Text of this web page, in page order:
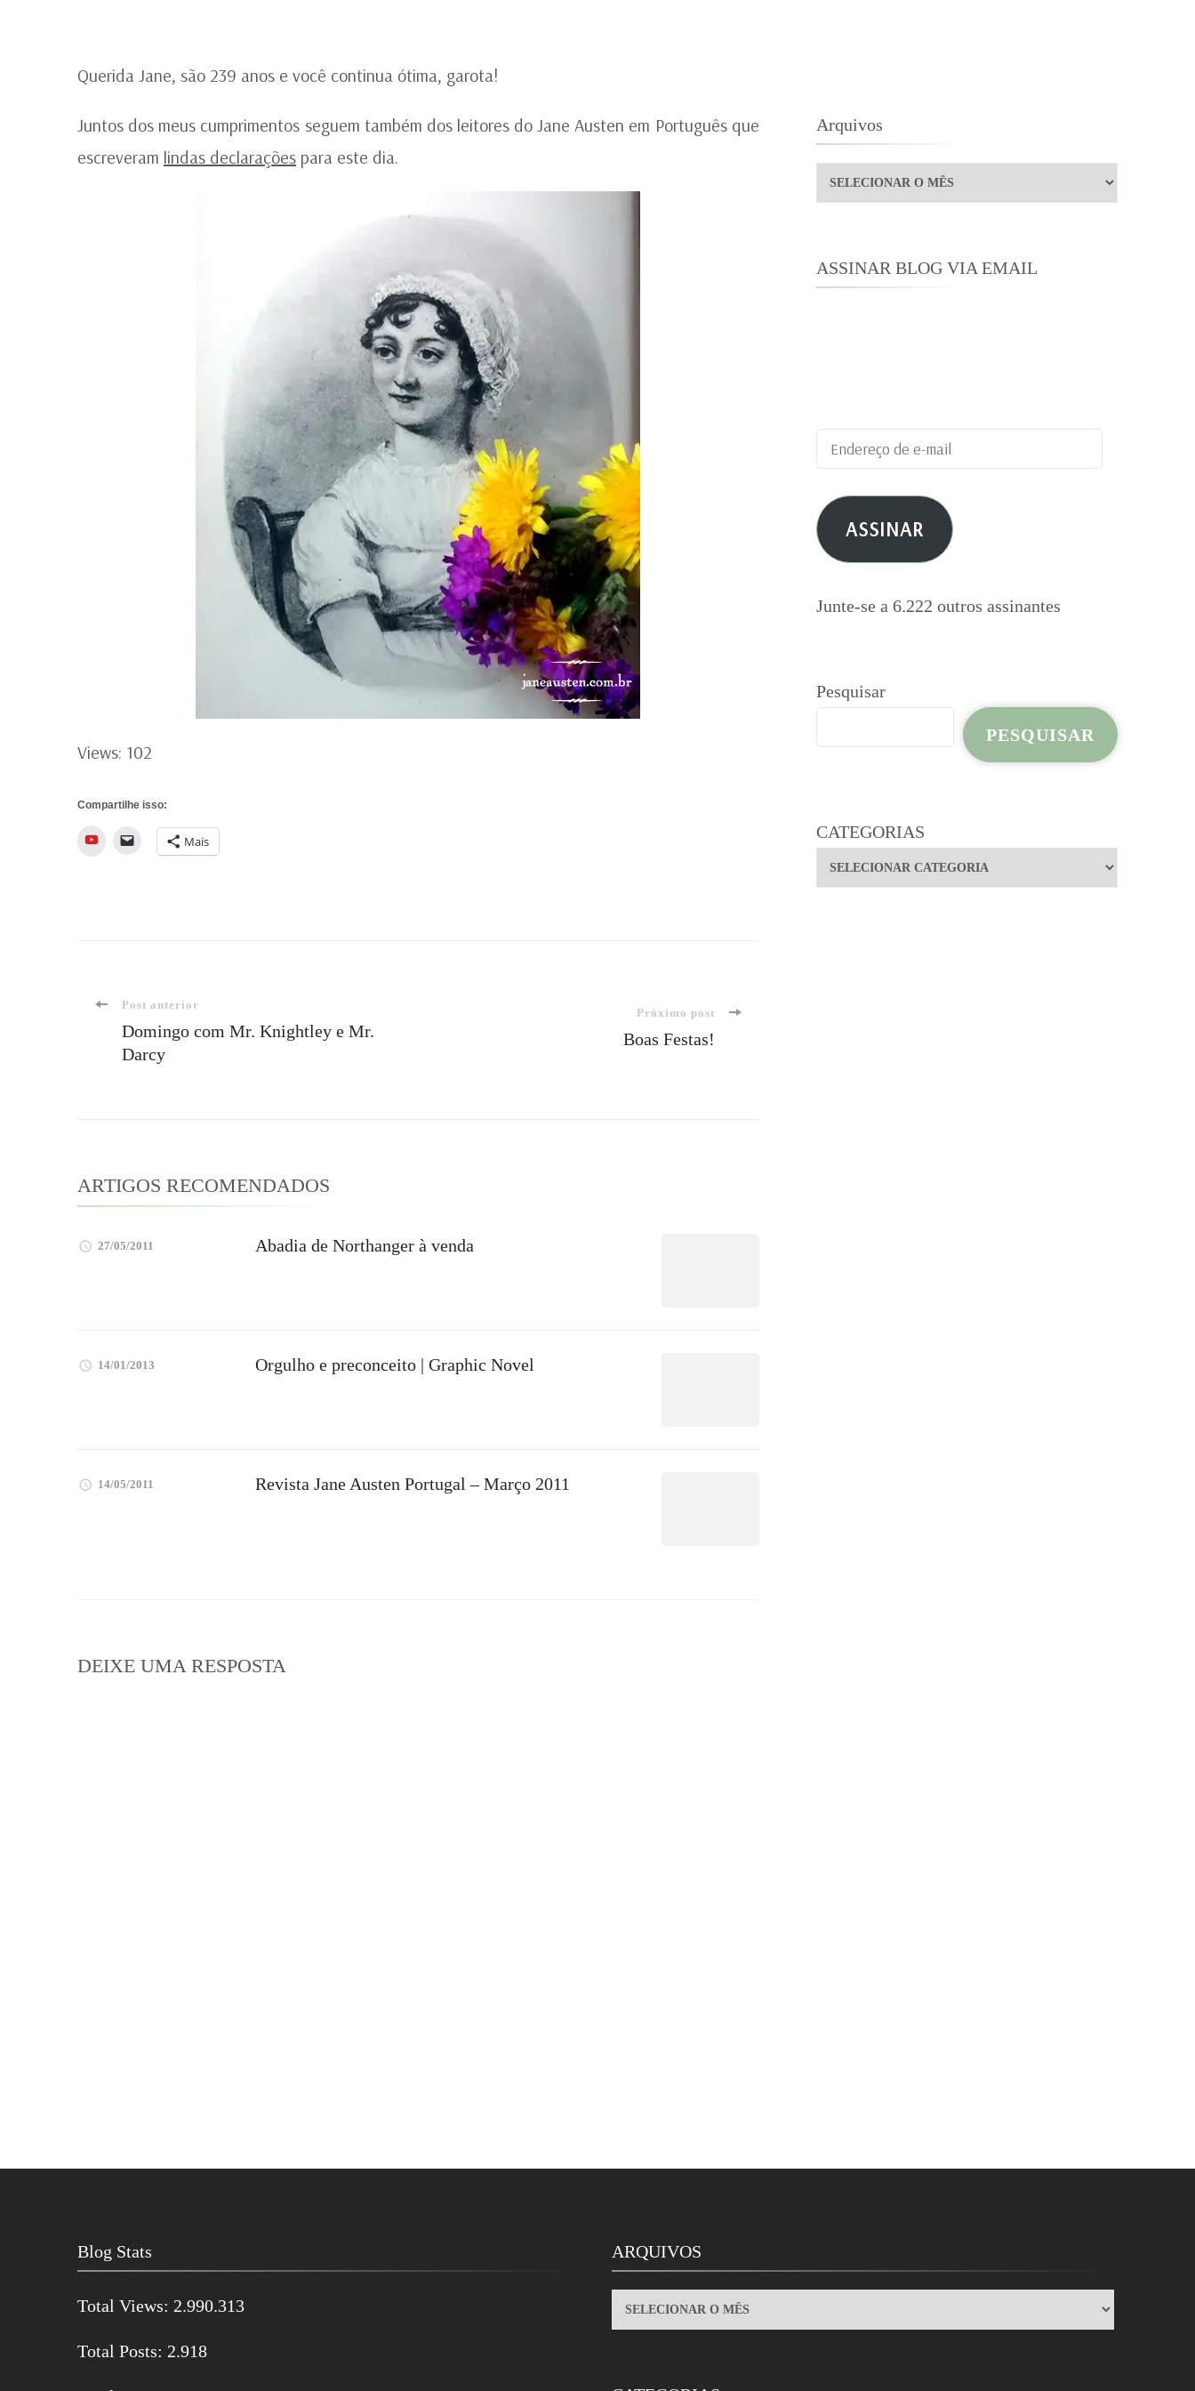
Querida Jane, são 239 anos e você continua ótima, garota!
Juntos dos meus cumprimentos seguem também dos leitores do Jane Austen em Português que
escreveram lindas declarações para este dia.
Views: 102
Compartilhe isso:
YouTube Mais
Navegação
Post anterior
Domingo com Mr. Knightley e Mr.
Darcy
Próximo post
Boas Festas!
ARTIGOS RECOMENDADOS
27/05/2011 Abadia de Northanger à venda
14/01/2013 Orgulho e preconceito | Graphic Novel
14/05/2011 Revista Jane Austen Portugal – Março 2011
DEIXE UMA RESPOSTA
Arquivos
Arquivos
ASSINAR BLOG VIA EMAIL
Endereço
de
e-
mail ASSINAR
Junte-se a 6.222 outros assinantes
Pesquisar
PESQUISAR
CATEGORIAS
Blog Stats
Total Views: 2.990.313
Total Posts: 2.918
ARQUIVOS
ARQUIVOS